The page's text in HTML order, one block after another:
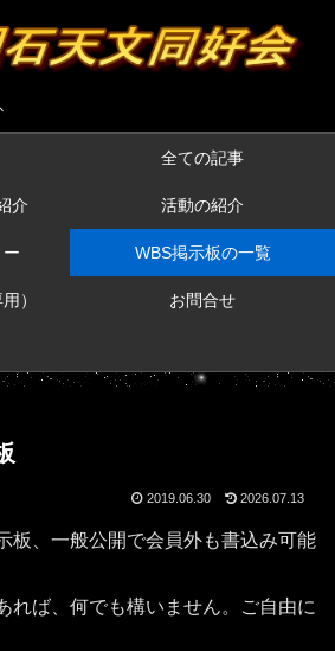
全ての記事
介 活動の紹介
WBS掲示板の一覧
） お問合せ
2019.06.30 2026.07.13
板、一般公開で会員外も書込み可能
れば、何でも構いません。ご自由に